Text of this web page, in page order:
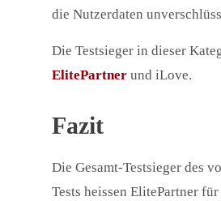
die Nutzerdaten
Die Testsieger in dieser
ElitePartner und iLove.
Fazit
Die Gesamt-Testsieger des
Tests heissen ElitePartner